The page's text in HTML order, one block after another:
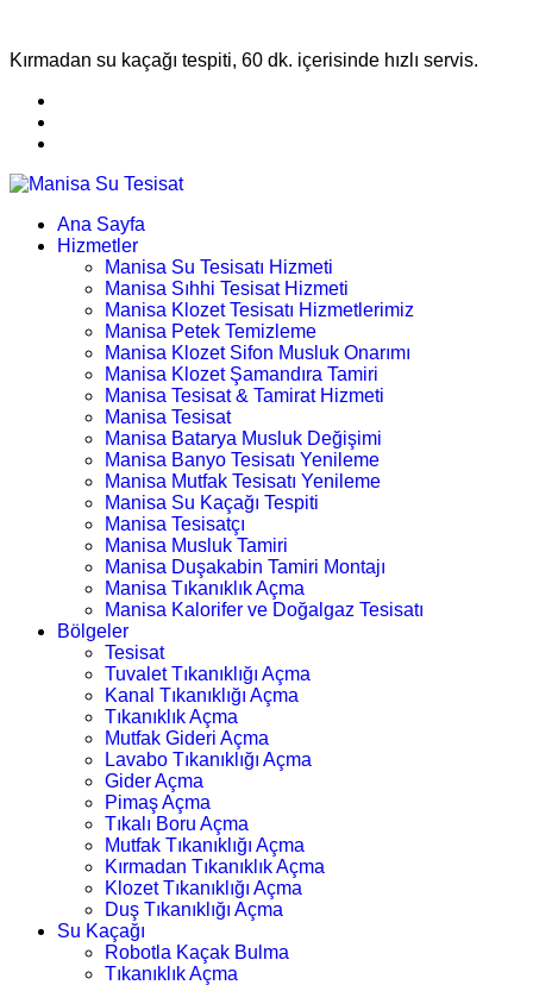
Kırmadan su kaçağı tespiti, 60 dk. içerisinde hızlı servis.
Ana Sayfa
Hizmetler
Manisa Su Tesisatı Hizmeti
Manisa Sıhhi Tesisat Hizmeti
Manisa Klozet Tesisatı Hizmetlerimiz
Manisa Petek Temizleme
Manisa Klozet Sifon Musluk Onarımı
Manisa Klozet Şamandıra Tamiri
Manisa Tesisat & Tamirat Hizmeti
Manisa Tesisat
Manisa Batarya Musluk Değişimi
Manisa Banyo Tesisatı Yenileme
Manisa Mutfak Tesisatı Yenileme
Manisa Su Kaçağı Tespiti
Manisa Tesisatçı
Manisa Musluk Tamiri
Manisa Duşakabin Tamiri Montajı
Manisa Tıkanıklık Açma
Manisa Kalorifer ve Doğalgaz Tesisatı
Bölgeler
Tesisat
Tuvalet Tıkanıklığı Açma
Kanal Tıkanıklığı Açma
Tıkanıklık Açma
Mutfak Gideri Açma
Lavabo Tıkanıklığı Açma
Gider Açma
Pimaş Açma
Tıkalı Boru Açma
Mutfak Tıkanıklığı Açma
Kırmadan Tıkanıklık Açma
Klozet Tıkanıklığı Açma
Duş Tıkanıklığı Açma
Su Kaçağı
Robotla Kaçak Bulma
Tıkanıklık Açma